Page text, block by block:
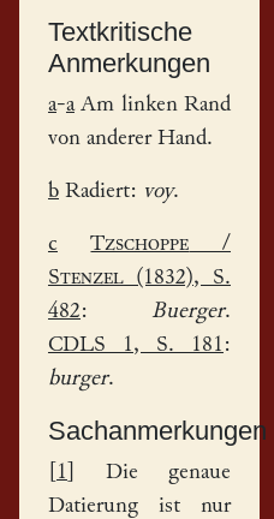
Textkritische
Anmerkungen
a-aAm linken Rand
von anderer Hand.
bRadiert: voy.
c Tzschoppe /
Stenzel(1832), S.
482: Buerger.
CDLS 1, S. 181 :
burger.
Sachanmerkungen
1
] Die genaue
Datierung ist nur